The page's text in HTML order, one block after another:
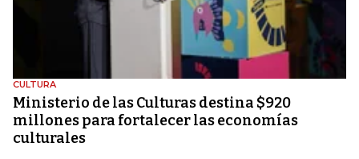
CULTURA
Ministerio de las Culturas destina $920
millones para fortalecer las economías
culturales